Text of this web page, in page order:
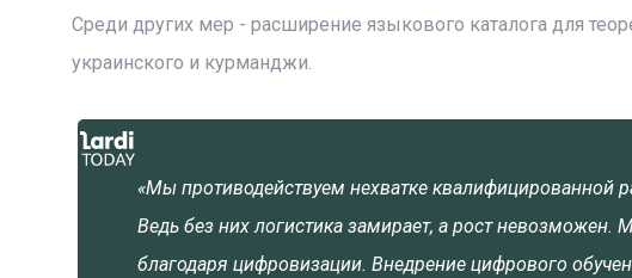
Среди других мер - расширение языкового каталога для
украинского и курманджи.
«Мы противодействуем нехватке квалифицированной
Ведь без них логистика замирает, а рост
благодаря цифровизации. Внедрение цифрового